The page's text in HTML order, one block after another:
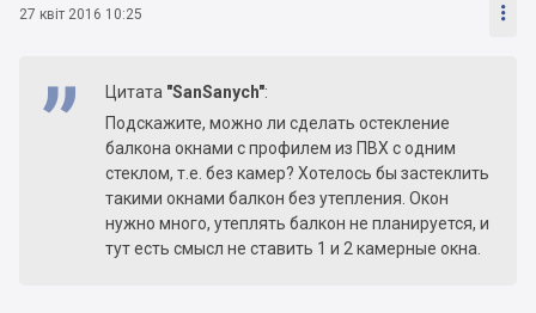
27 квіт 2016 10:25 
Цитата "SanSanych":
Подскажите, можно ли сделать остекление
балкона окнами с профилем из ПВХ с одним
стеклом, т.е. без камер? Хотелось бы застеклить
такими окнами балкон без утепления. Окон
нужно много, утеплять балкон не планируется, и
тут есть смысл не ставить 1 и 2 камерные окна.